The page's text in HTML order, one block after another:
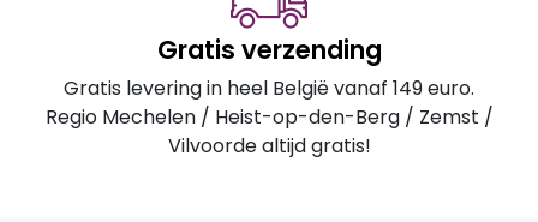
Gratis verzending
Gratis levering in heel België vanaf 149 euro.
Regio Mechelen / Heist-op-den-Berg / Zemst /
Vilvoorde altijd gratis!